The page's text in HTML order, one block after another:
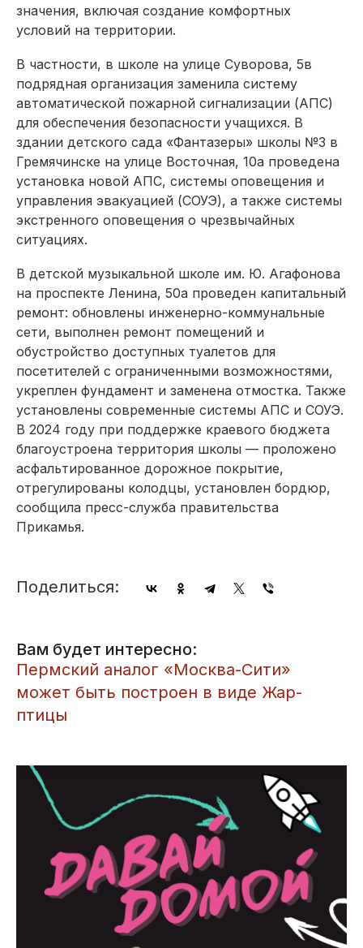
значения, включая создание комфортных
условий на территории.
В частности, в школе на улице Суворова, 5в
подрядная организация заменила систему
автоматической пожарной сигнализации (АПС)
для обеспечения безопасности учащихся. В
здании детского сада «Фантазеры» школы №3 в
Гремячинске на улице Восточная, 10а проведена
установка новой АПС, системы оповещения и
управления эвакуацией (СОУЭ), а также системы
экстренного оповещения о чрезвычайных
ситуациях.
В детской музыкальной школе им. Ю. Агафонова
на проспекте Ленина, 50а проведен капитальный
ремонт: обновлены инженерно-коммунальные
сети, выполнен ремонт помещений и
обустройство доступных туалетов для
посетителей с ограниченными возможностями,
укреплен фундамент и заменена отмостка. Также
установлены современные системы АПС и СОУЭ.
В 2024 году при поддержке краевого бюджета
благоустроена территория школы — проложено
асфальтированное дорожное покрытие,
отрегулированы колодцы, установлен бордюр,
сообщила пресс-служба правительства
Прикамья.
Поделиться:
Вам будет интересно:
Пермский аналог «Москва-Сити»
может быть построен в виде Жар-
птицы